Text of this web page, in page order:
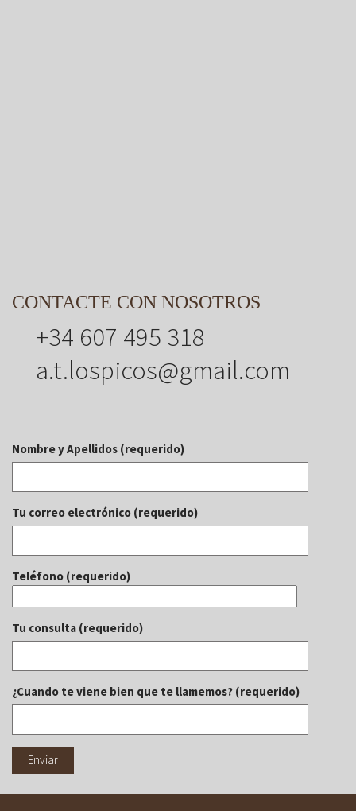
CONTACTE CON NOSOTROS
+34 607 495 318
a.t.lospicos@gmail.com
Nombre y Apellidos (requerido)
Tu correo electrónico (requerido)
Teléfono (requerido)
Tu consulta (requerido)
¿Cuando te viene bien que te llamemos? (requerido)